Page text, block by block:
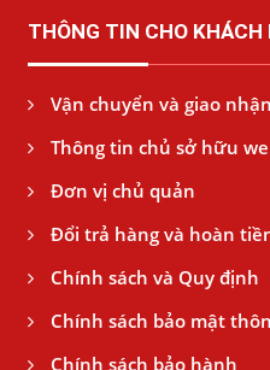
THÔNG TIN CHO KHÁCH
Vận chuyển và giao nhận
Thông tin chủ sở hữu
Đơn vị chủ quản
Đổi trả hàng và hoàn
Chính sách và Quy định
Chính sách bảo mật
Chính sách bảo hành